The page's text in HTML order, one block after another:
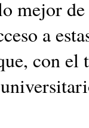
mejor
a
con